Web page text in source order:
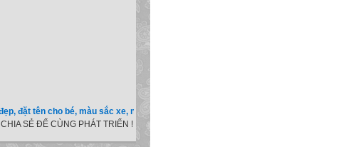
tên cho bé, màu sắc xe, nốt ruồi, xem tuổi.v.v.v )
SẺ ĐỂ CÙNG PHÁT TRIỂN !